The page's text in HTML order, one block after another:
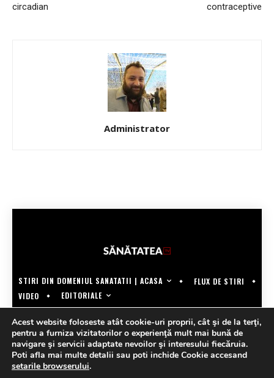
circadian
contraceptive
Administrator
STIRI DIN DOMENIUL SANATATII | ACASA
FLUX DE STIRI
VIDEO
EDITORIALE
Acest website foloseste atât cookie-uri proprii, cât şi de la terţi,
pentru a furniza vizitatorilor o experienţă mult mai bună de
navigare şi servicii adaptate nevoilor şi interesului fiecăruia.
Poti afla mai multe detalii sau poti inchide Cookie accesand
setarile browserului.